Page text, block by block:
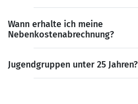
Wann erhalte ich meine
Nebenkostenabrechnung?
Jugendgruppen unter 25 Jahren?